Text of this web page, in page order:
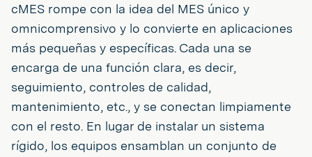
cMES rompe con la idea del MES único y
omnicomprensivo y lo convierte en aplicaciones
más pequeñas y específicas. Cada una se
encarga de una función clara, es decir,
seguimiento, controles de calidad,
mantenimiento, etc., y se conectan limpiamente
con el resto. En lugar de instalar un sistema
rígido, los equipos ensamblan un conjunto de